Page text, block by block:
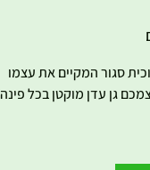
סגור המקיים את עצמו
גן עדן מוקטן בכל פינה